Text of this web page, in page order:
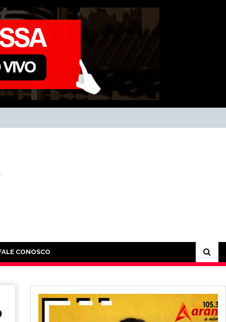
CONOSCO